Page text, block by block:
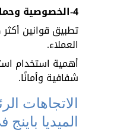
4-الخصوصية وحماية البيانات:
تطبيق قوانين
العملاء.
أهمية استخدام
شفافية وأمانًا.
الاتجاهات
الميديا